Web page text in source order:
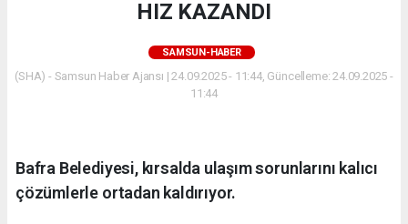
HIZ KAZANDI
SAMSUN-HABER
(SHA) - Samsun Haber Ajansı | 24.09.2025 - 11:44, Güncelleme: 24.09.2025 -
11:44
Bafra Belediyesi, kırsalda ulaşım sorunlarını kalıcı
çözümlerle ortadan kaldırıyor.